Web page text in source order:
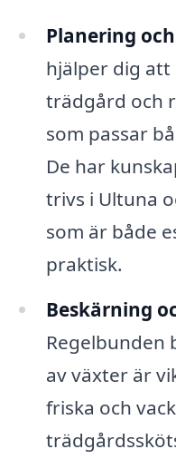
Planering
hjälper dig att
trädgård och
som passar
De har
trivs i Ultuna
som är både
praktisk.
Beskärning
Regelbunden
av växter är
friska och